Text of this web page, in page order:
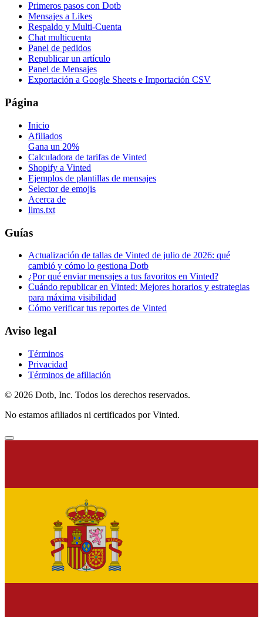
Primeros pasos con Dotb
Mensajes a Likes
Respaldo y Multi-Cuenta
Chat multicuenta
Panel de pedidos
Republicar un artículo
Panel de Mensajes
Exportación a Google Sheets e Importación CSV
Página
Inicio
Afiliados
Gana un 20%
Calculadora de tarifas de Vinted
Shopify a Vinted
Ejemplos de plantillas de mensajes
Selector de emojis
Acerca de
llms.txt
Guías
Actualización de tallas de Vinted de julio de 2026: qué
cambió y cómo lo gestiona Dotb
¿Por qué enviar mensajes a tus favoritos en Vinted?
Cuándo republicar en Vinted: Mejores horarios y estrategias
para máxima visibilidad
Cómo verificar tus reportes de Vinted
Aviso legal
Términos
Privacidad
Términos de afiliación
© 2026 Dotb, Inc. Todos los derechos reservados.
No estamos afiliados ni certificados por Vinted.